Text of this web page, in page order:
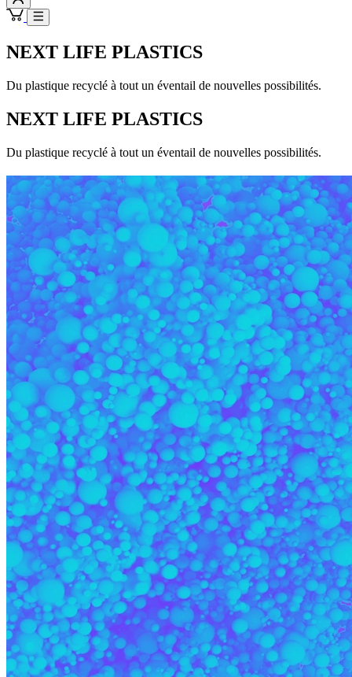
NEXT LIFE PLASTICS
Du plastique recyclé à tout un éventail de nouvelles possibilités.
NEXT LIFE PLASTICS
Du plastique recyclé à tout un éventail de nouvelles possibilités.